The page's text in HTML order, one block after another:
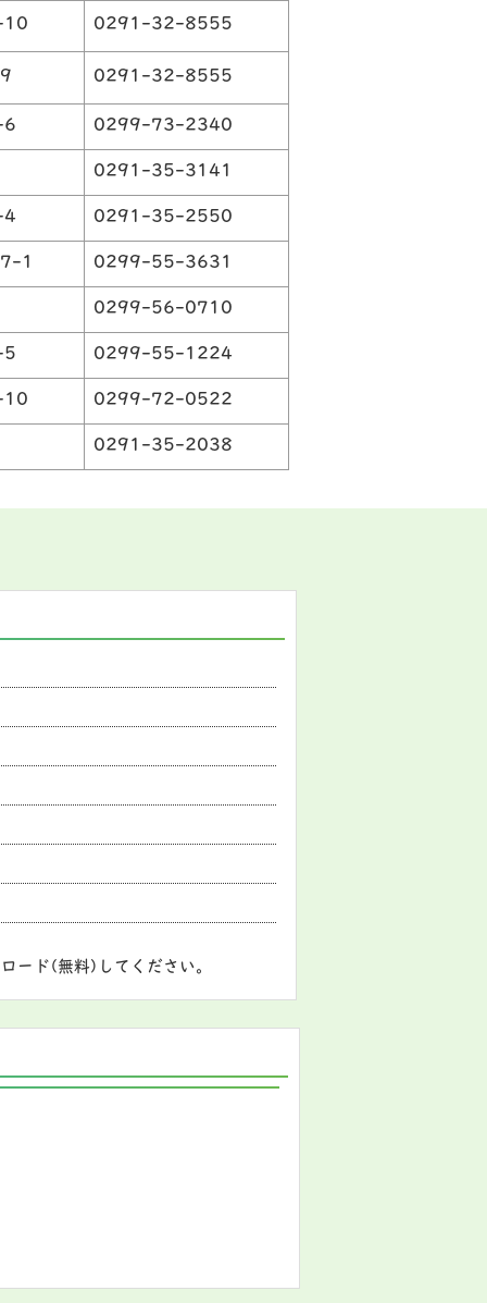
10 0291-32-8555
0291-32-8555
6 0299-73-2340
0291-35-3141
4 0291-35-2550
1 0299-55-3631
0299-56-0710
5 0299-55-1224
10 0299-72-0522
0291-35-2038
ード(無料)してください。